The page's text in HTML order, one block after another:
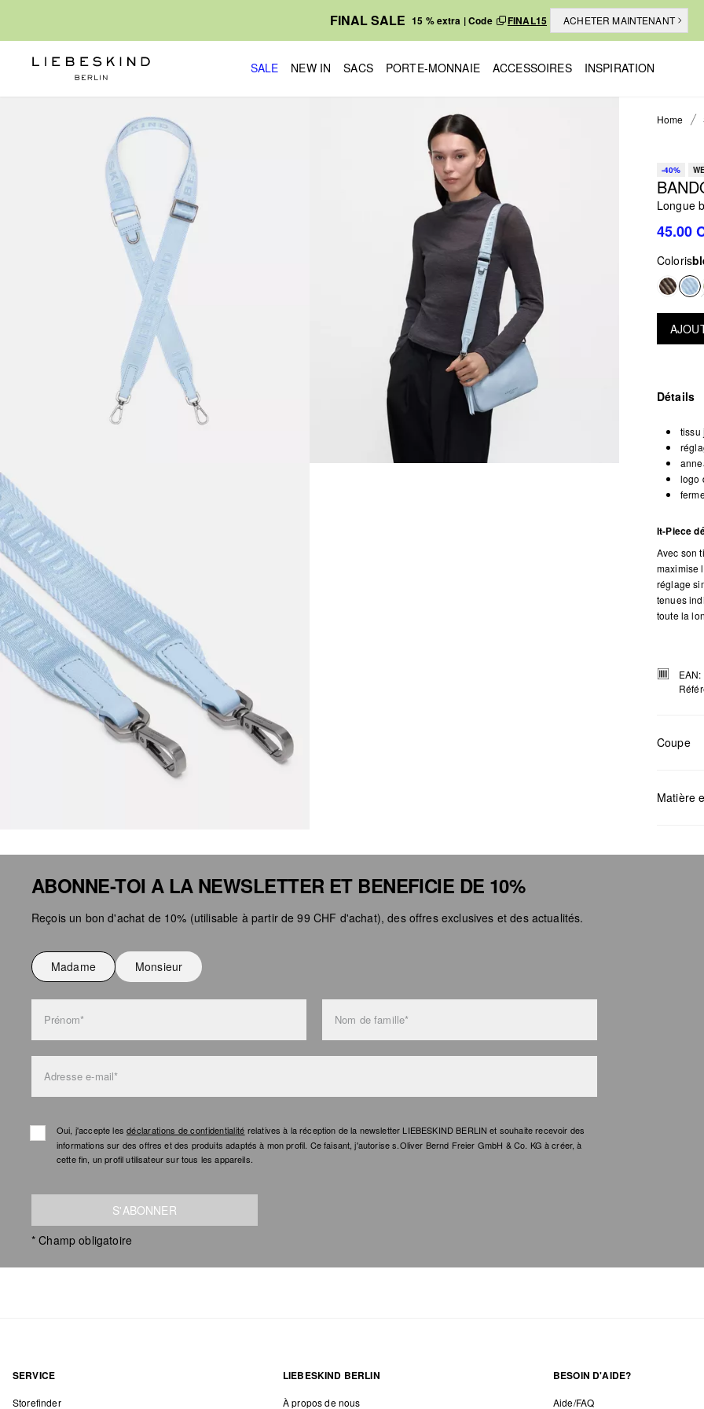
FINAL SALE 15 % extra | Code FINAL15 ACHETER MAINTENANT
SALE NEW IN SACS PORTE-MONNAIE ACCESSOIRES INSPIRATION
Home
-40%
Longue
45.00
Coloris
Détails
tissu
logo
It-Piece
Avec son
maximise
réglage
tenues
toute la
Coupe
Matière
ABONNE-TOI A LA NEWSLETTER ET BENEFICIE DE 10%
Reçois un bon d'achat de 10% (utilisable à partir de 99 CHF d'achat), des offres exclusives et des actualités.
Madame Monsieur
Prénom* Nom de famille*
Adresse e-mail*
Oui, j'accepte lesdéclarations de confidentialité relatives à la réception de la newsletter LIEBESKIND BERLIN et souhaite recevoir des
informations sur des offres et des produits adaptés à mon profil. Ce faisant, j'autorise s.Oliver Bernd Freier GmbH & Co. KG à créer, à
cette fin, un profil utilisateur sur tous les appareils.
S'ABONNER
* Champ obligatoire
SERVICE
Storefinder
LIEBESKIND BERLIN
À propos de nous
BESOIN D'AIDE?
Aide/FAQ